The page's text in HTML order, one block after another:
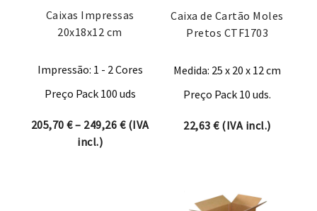
Caixas Impressas
20x18x12 cm
Impressão: 1 - 2 Cores
Preço Pack 100 uds
205,70 €– 249,26 €Price range: 205,70 € through 249,26
(IVA
incl.)
Caixa de Cartão Moles
Pretos CTF1703
Medida: 25 x 20 x 12 cm
Preço Pack 10 uds.
22,63€(IVA incl.)